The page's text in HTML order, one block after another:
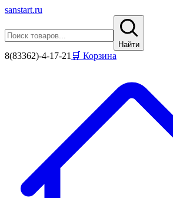
sanstart.ru
Найти
8(83362)-4-17-21 🛒 Корзина